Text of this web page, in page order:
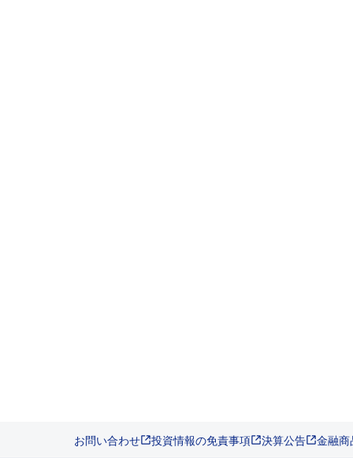
お問い合わせ 投資情報の免責事項 決算公告 金融